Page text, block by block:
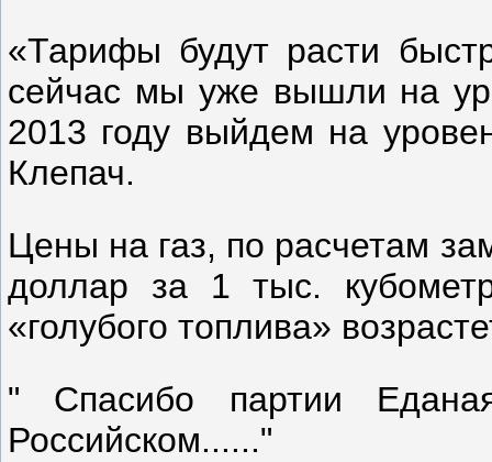
«Тарифы будут расти
сейчас мы уже вышли на
2013 году выйдем на
Клепач.
Цены на газ, по расчетам
доллар за 1 тыс.
«голубого топлива»
" Спасибо партии
Российском......"